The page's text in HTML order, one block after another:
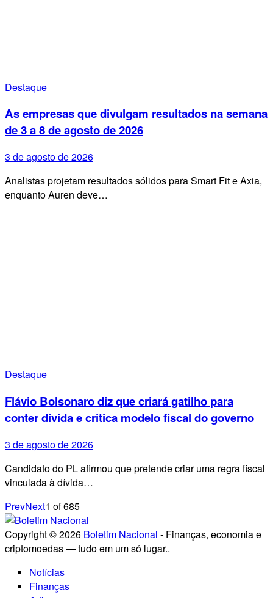
Destaque
As empresas que divulgam resultados na semana
de 3 a 8 de agosto de 2026
3 de agosto de 2026
Analistas projetam resultados sólidos para Smart Fit e Axia,
enquanto Auren deve…
Destaque
Flávio Bolsonaro diz que criará gatilho para
conter dívida e critica modelo fiscal do governo
3 de agosto de 2026
Candidato do PL afirmou que pretende criar uma regra fiscal
vinculada à dívida…
PrevNext1 of685
Copyright © 2026 Boletim Nacional - Finanças, economia e
criptomoedas — tudo em um só lugar..
Notícias
Finanças